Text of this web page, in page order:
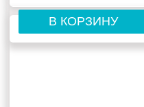
В КОРЗИНУ